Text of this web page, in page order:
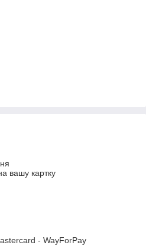
вашу картку
- WayForPay